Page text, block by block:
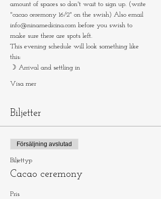
amount of spaces so don't wait to sign up. (write
"cacao ceremony 16/2" on the swish) Also email
info@ninamedicina.com before you swish to
make sure there are spots left.
This evening schedule will look something like
this:
☽ Arrival and settling in
Visa mer
Biljetter
Försäljning avslutad
Biljettyp
Cacao ceremony
Pris